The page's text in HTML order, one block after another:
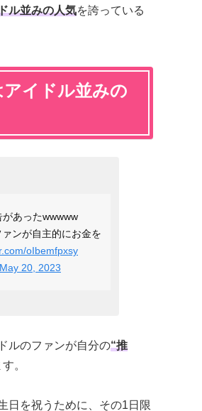
ル並みの人気を誇っている
イドル並みの
あったwwwww
ンが自主的にお金を
oIbemfpxsy
May 20, 2023
ルのファンが自分の“推
。
日を祝うために、その1日限